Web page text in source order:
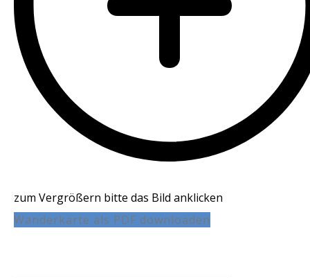
zum Vergrößern bitte das Bild anklicken
Wanderkarte als PDF downloaden